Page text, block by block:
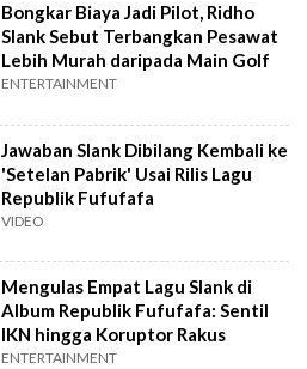
Bongkar Biaya Jadi Pilot, Ridho
Slank Sebut Terbangkan Pesawat
Lebih Murah daripada Main Golf
ENTERTAINMENT
Jawaban Slank Dibilang Kembali ke
'Setelan Pabrik' Usai Rilis Lagu
Republik Fufufafa
VIDEO
Mengulas Empat Lagu Slank di
Album Republik Fufufafa: Sentil
IKN hingga Koruptor Rakus
ENTERTAINMENT